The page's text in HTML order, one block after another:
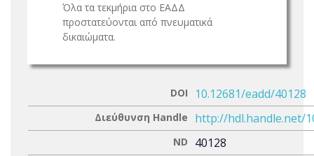
Όλα τα τεκμήρια στο ΕΑΔΔ
προστατεύονται από πνευματικά
δικαιώματα.
DOI 10.12681/eadd/40128
Διεύθυνση Handle http://hdl.handle.net/
ND 40128